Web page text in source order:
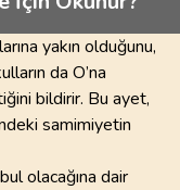
yakın olduğunu,
da O’na
bildirir. Bu ayet,
samimiyetin
olacağına dair